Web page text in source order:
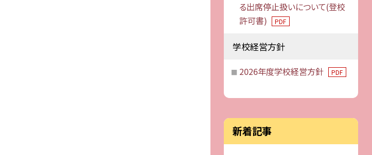
る出席停止扱いについて(登校
許可書)
PDF
学校経営方針
2026年度学校経営方針 PDF
新着記事